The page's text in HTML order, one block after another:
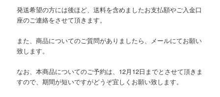
発送希望の方には後ほど、送料を含めましたお支払額やご入金口
座のご連絡をさせて頂きます。
また、商品についてのご質問がありましたら、メールにてお願い
致します。
なお、本商品についてのご予約は、12月12日までとさせて頂きま
すので、期間が短いですがどうぞ宜しくお願い致します。